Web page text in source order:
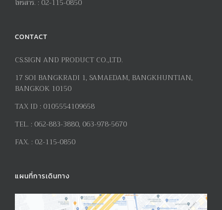
โทรสาร. : 02-115-0850
CONTACT
CS.SIGN AND PRODUCT CO.,LTD.
17 SOI BANGKRADI 1, SAMAEDAM, BANGKHUNTIAN,
BANGKOK 10150
TAX ID : 0105554109658
TEL. : 062-883-3880, 063-978-5670
FAX. : 02-115-0850
แผนที่การเดินทาง